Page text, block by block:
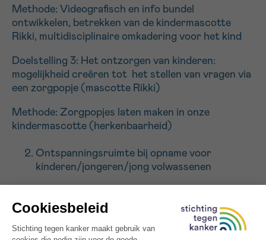
Methode: Videografisch en info bundel
ontwikkelen, betrekken van de kindermascotte
Rikki, multidisciplinaire omkadering voor het kind
Doelstelling 3: Het ontzorgen van kinderen:
mogelijkheid creëren tot het stellen van vragen via
een zorgpopje (mascotte Rikki)
Methode: Zorgpopjes laten maken in onze
kindermascotte (herkenbaarheid)
Ontspanningsruimte bij opname voor
kinderen/jongeren/jong volwassenen
leeftijdsgenoten elkaar kunnen treffen en kunnen